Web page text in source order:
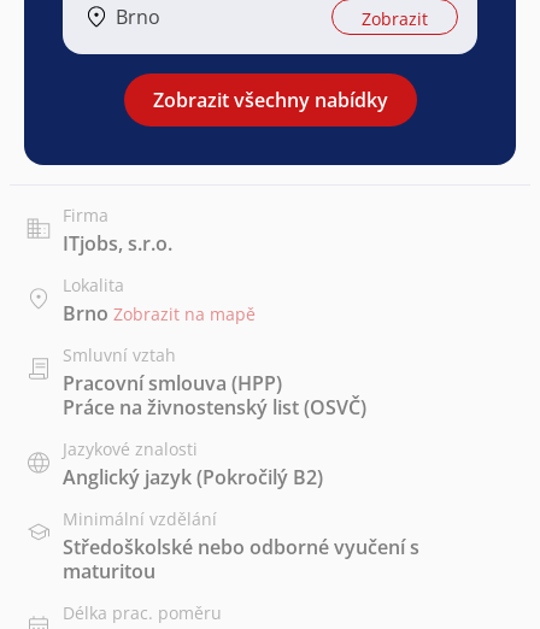
Brno Zobrazit
Zobrazit všechny nabídky
Firma
ITjobs, s.r.o.
Lokalita
Brno Zobrazit na mapě
Smluvní vztah
Pracovní smlouva (HPP)
Práce na živnostenský list (OSVČ)
Jazykové znalosti
Anglický jazyk(Pokročilý B2)
Minimální vzdělání
Středoškolské nebo odborné vyučení s
maturitou
Délka prac. poměru